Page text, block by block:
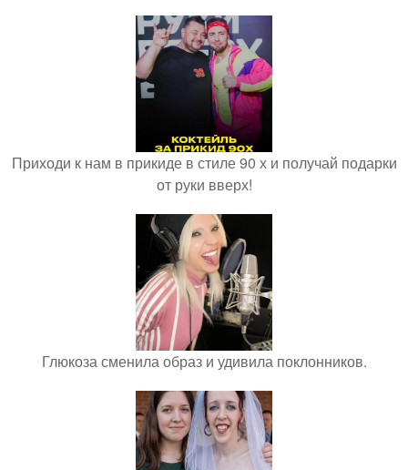
Приходи к нам в прикиде в стиле 90 х и получай подарки
от руки вверх!
Глюкоза сменила образ и удивила поклонников.